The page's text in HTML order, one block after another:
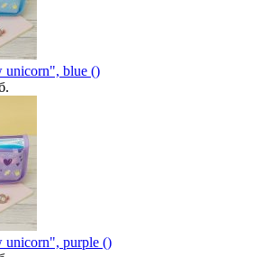
unicorn", blue ()
purple ()